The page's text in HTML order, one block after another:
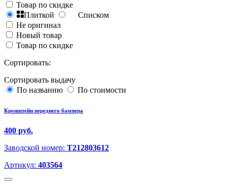
Товар по скидке
Плиткой
Списком
Не оригинал
Новый товар
Товар по скидке
Сортировать:
Сортировать выдачу
По названию
По стоимости
Кронштейн переднего бампера
400 руб.
Заводской номер: T212803612
Артикул: 403564